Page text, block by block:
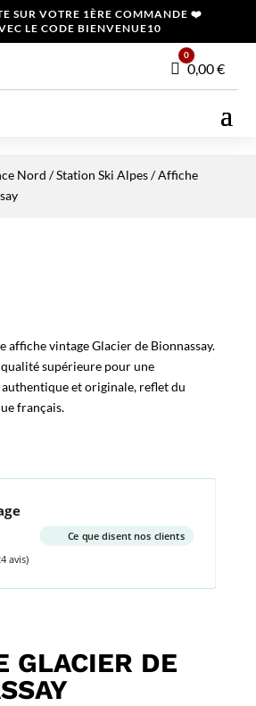
SUR VOTRE 1ÈRE COMMANDE ❤️
LE CODE BIENVENUE10
Panier
0
0,00€
Nord /Station Ski Alpes/ Affiche
affiche vintage Glacier de Bionnassay.
supérieure pour une
et originale, reflet du
français.
Ce que disent nos clients
avis)
GLACIER DE